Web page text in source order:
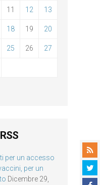
11 12 13
18 19 20
25 26 27
per un accesso
per un
Dicembre 29,